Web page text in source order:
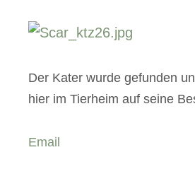
Der Kater wurde gefunden
hier im Tierheim auf seine
Email